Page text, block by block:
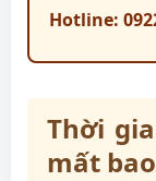
Hotline:
Thời
mất